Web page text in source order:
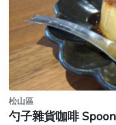
松山區
勺子雜貨咖啡